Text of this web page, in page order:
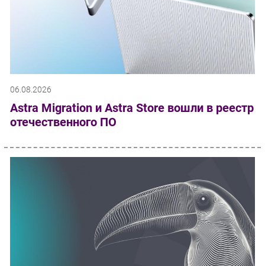
06.08.2026
Astra Migration и Astra Store вошли в реестр
отечественного ПО